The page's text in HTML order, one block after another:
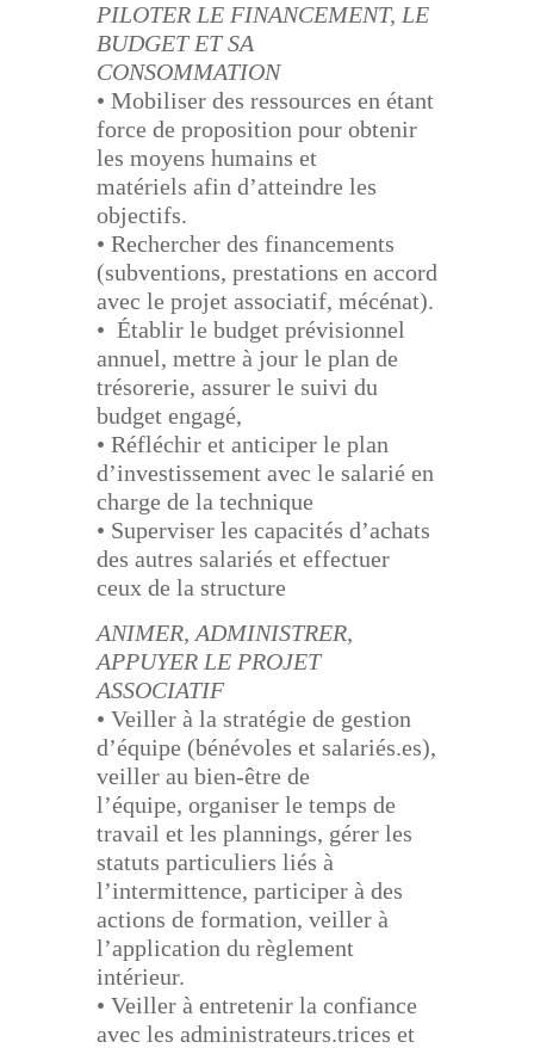
PILOTER LE FINANCEMENT, LE
BUDGET ET SA
CONSOMMATION
• Mobiliser des ressources en étant
force de proposition pour obtenir
les moyens humains et
matériels afin d’atteindre les
objectifs.
• Rechercher des financements
(subventions, prestations en accord
avec le projet associatif, mécénat).
• Établir le budget prévisionnel
annuel, mettre à jour le plan de
trésorerie, assurer le suivi du
budget engagé,
• Réfléchir et anticiper le plan
d’investissement avec le salarié en
charge de la technique
• Superviser les capacités d’achats
des autres salariés et effectuer
ceux de la structure
ANIMER, ADMINISTRER,
APPUYER LE PROJET
ASSOCIATIF
• Veiller à la stratégie de gestion
d’équipe (bénévoles et salariés.es),
veiller au bien-être de
l’équipe, organiser le temps de
travail et les plannings, gérer les
statuts particuliers liés à
l’intermittence, participer à des
actions de formation, veiller à
l’application du règlement
intérieur.
• Veiller à entretenir la confiance
avec les administrateurs.trices et